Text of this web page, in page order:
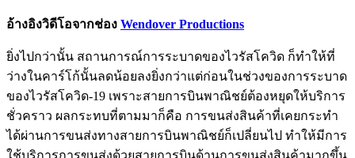
อ้างอิงวิดีโอจากช่อง Wendover Productions
ยิ่งไปกว่านั้น สถานการณ์การระบาดของไวรัสโควิด ก็ทำให้ที่
ว่างในคาร์โก้นั้นลดน้อยลงยิ่งกว่าแต่ก่อนในช่วงของการระบาด
ของไวรัสโควิด-19 เพราะสายการบินพาณิชย์ต้องหยุดให้บริการ
ชั่วคราว ผลกระทบที่ตามมาก็คือ การขนส่งสินค้าที่เคยกระทำ
ได้ผ่านการขนส่งทางสายการบินพาณิชย์ก็เปลี่ยนไป ทำให้มีการ
ใช้บริการการขนส่งด้วยสายการบินด้านการขนส่งสินค้ามากขึ้น